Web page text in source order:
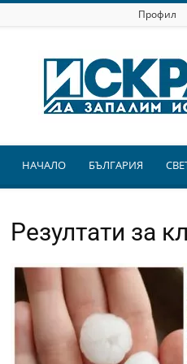
Профил
НАЧАЛО БЪЛГАРИЯ
Резултати за